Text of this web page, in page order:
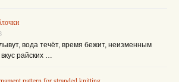
вода течёт, время бежит, неизменным
райских …
pattern for stranded knitting